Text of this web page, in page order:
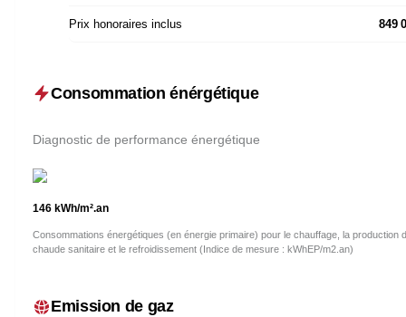
Prix honoraires inclus 849
Consommation énérgétique
Diagnostic de performance énergétique
146 kWh/m².an
Consommations énergétiques (en énergie primaire) pour le chauffage, la production
chaude sanitaire et le refroidissement (Indice de mesure : kWhEP/m2.an)
Emission de gaz